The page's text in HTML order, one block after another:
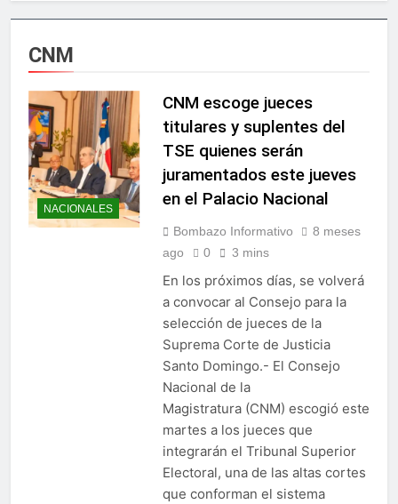
Irán condiciona reapertura
de Ormuz al fin de
con el programa
PRONAMEC
15 Horas Ago
Confirman prisión a
Santiago Hazim y otros
seis implicados en caso
SeNaSa
17 Horas Ago
Marileidy Paulino
conquista el oro en los 400
Sector de bancas deportivas
plantea posición sobre
proyecto de Ley General de
Juegos de Azar
2 Días Ago
Metro de SD amplía
horario por Juegos
Centroamericanos
Embajada dominicana en
Francia y Banreservas
lanzan convocatoria para
residencias artísticas en
París
3 Días Ago
Gobierno da continuidad al
proyecto Azua II – Pueblo
Viejo, fortaleciendo el
desarrollo agrícola de la
provincia
4 Días Ago
CNM
NACIONALES
CNM escoge jueces
titulares y suplentes del
TSE quienes serán
juramentados este jueves
en el Palacio Nacional
Bombazo Informativo
8 meses
ago
0 3 mins
En los próximos días, se volverá
a convocar al Consejo para la
selección de jueces de la
Suprema Corte de Justicia
Santo Domingo.- El Consejo
Nacional de la
Magistratura (CNM) escogió este
martes a los jueces que
integrarán el Tribunal Superior
Electoral, una de las altas cortes
que conforman el sistema